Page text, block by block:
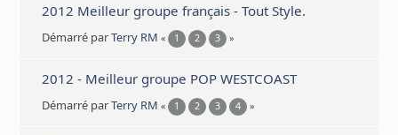
2012 Meilleur groupe français - Tout Style.
Démarré parTerry RM « 1 2 3 »
2012 - Meilleur groupe POP WESTCOAST
Démarré parTerry RM « 1 2 3 4 »